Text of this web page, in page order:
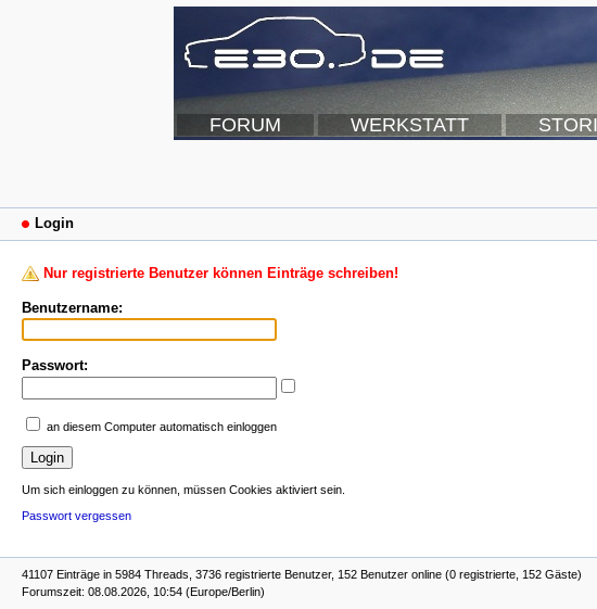
FORUM WERKSTATT
Login
Nur registrierte Benutzer können Einträge schreiben!
Benutzername:
Passwort:
an diesem Computer automatisch einloggen
Um sich einloggen zu können, müssen Cookies aktiviert sein.
Passwort vergessen
41107 Einträge in 5984 Threads, 3736 registrierte Benutzer, 152 Benutzer online (0 registrierte, 152 Gäste)
Forumszeit: 08.08.2026, 10:54 (Europe/Berlin)